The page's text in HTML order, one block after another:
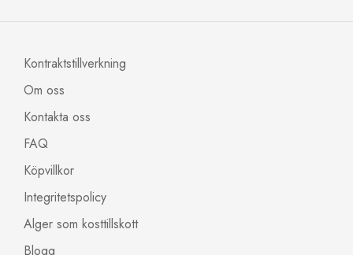
Kontraktstillverkning
Om oss
Kontakta oss
FAQ
Köpvillkor
Integritetspolicy
Alger som kosttillskott
Blogg